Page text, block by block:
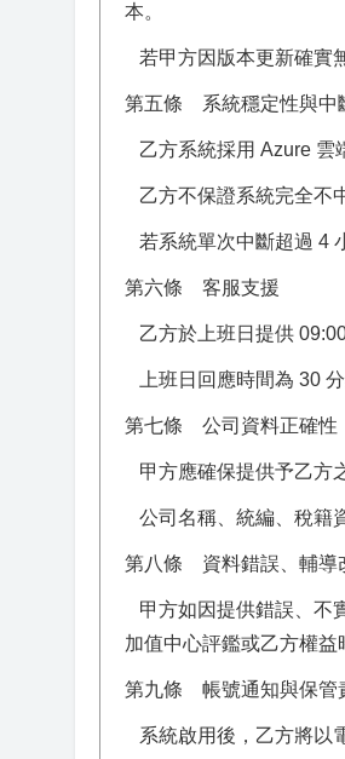
本。
若甲方因版本更新確實
第五條 系統穩定性與中
乙方系統採用 Azure 雲
乙方不保證系統完全不
若系統單次中斷超過 4
第六條 客服支援
乙方於上班日提供
上班日回應時間為 30
第七條 公司資料正確性
甲方應確保提供予乙方
公司名稱、統編、稅籍
第八條 資料錯誤、輔導
甲方如因提供錯誤、不
加值中心評鑑或乙方權益
第九條 帳號通知與保管
系統啟用後，乙方將以